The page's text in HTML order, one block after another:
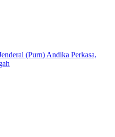
(Purn) Andika Perkasa,